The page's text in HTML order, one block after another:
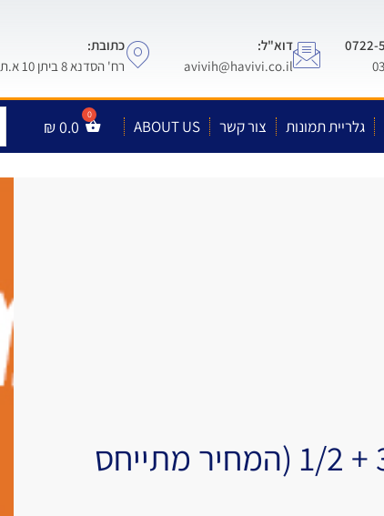
דוא"ל:
avivih@havivi.co.il
כתובת:
רח' הסדנא 8 ביתן 10 א.ת חולון
גלריית תמונות צור קשר ABOUT US
₪0.0
סט ניתוק מהיר לסעפת 3/8 + 1/2 (המחיר מתייחס